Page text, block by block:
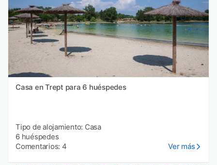
Casa en Trept para 6 huéspedes
Tipo de alojamiento: Casa
6 huéspedes
Comentarios: 4
Ver más